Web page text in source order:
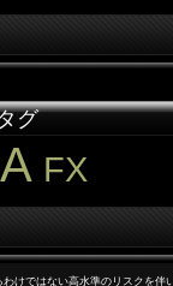
グ
FX
けではない高水準のリスクを